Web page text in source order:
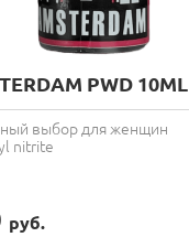
PWD 10ML
выбор для женщин
nitrite
руб.